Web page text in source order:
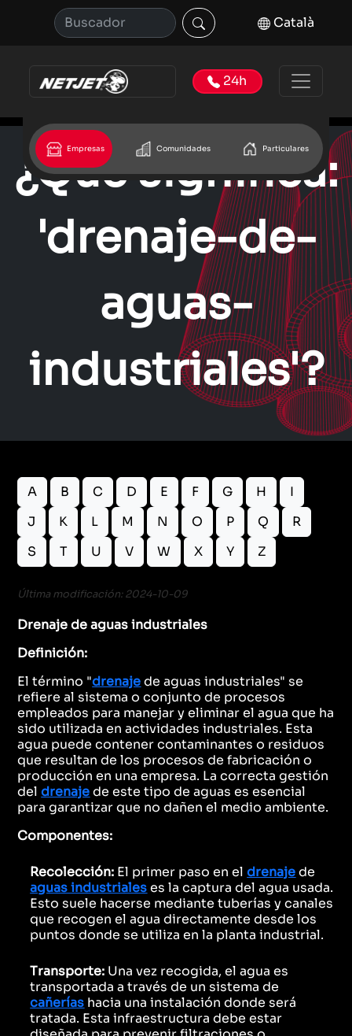
Català
24h
Empresas Comunidades Particulares
¿Que significa:
'drenaje-de-
aguas-
industriales'?
A B C D E F G H
I
J
K L M N O P Q
R
S
T U V W X Y Z
Última modificación: 2024-10-09
Drenaje de aguas industriales
Definición:
El término "drenajede aguas industriales" se
refiere al sistema o conjunto de procesos
empleados para manejar y eliminar el agua que ha
sido utilizada en actividades industriales. Esta
agua puede contener contaminantes o residuos
que resultan de los procesos de fabricación o
producción en una empresa. La correcta gestión
deldrenajede este tipo de aguas es esencial
para garantizar que no dañen el medio ambiente.
Componentes:
Recolección: El primer paso en eldrenajede
aguas industrialeses la captura del agua usada.
Esto suele hacerse mediante tuberías y canales
que recogen el agua directamente desde los
puntos donde se utiliza en la planta industrial.
Transporte: Una vez recogida, el agua es
transportada a través de un sistema de
cañerías hacia una instalación donde será
tratada. Esta infraestructura debe estar